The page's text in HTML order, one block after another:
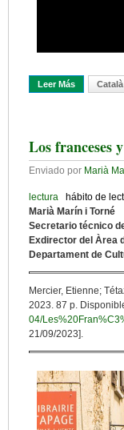
Leer Más Sobre El
Català
Los franceses
Enviado por Marià
lectura hábito de
Marià Marín i Torné
Secretario técnico
Exdirector del Àrea
Departament de
Mercier, Etienne;
2023. 87 p.
04/
21/09/2023].